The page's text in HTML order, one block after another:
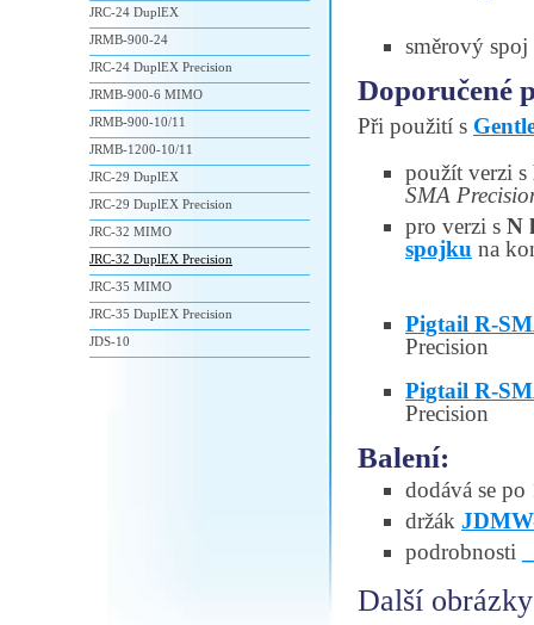
směrový
Doporučené
Při použití s
použít verzi s
SMA
pro verzi s N
spojku na
Pigtail R-
Precision
Pigtail R-
Precision
Balení:
dodává se
držák
podrobnosti
Další
JRC-24 DuplEX
JRMB-900-24
JRC-24 DuplEX Precision
JRMB-900-6 MIMO
JRMB-900-10/11
JRMB-1200-10/11
JRC-29 DuplEX
JRC-29 DuplEX Precision
JRC-32 MIMO
JRC-32 DuplEX Precision
JRC-35 MIMO
JRC-35 DuplEX Precision
JDS-10